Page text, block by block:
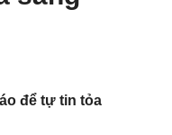
để tự tin tỏa